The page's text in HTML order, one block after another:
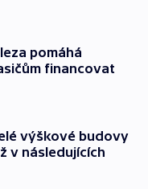
pomáhá
financovat
výškové budovy
v následujících